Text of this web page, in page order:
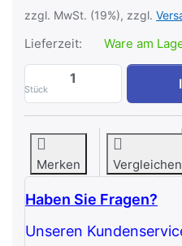
zzgl. MwSt. (19%), zzgl.
Lieferzeit: Ware am
Stück
O'Live
Merken Vergleichen
Haben Sie Fragen?
Unseren